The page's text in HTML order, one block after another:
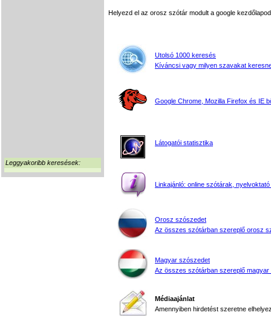
Leggyakoribb keresések:
Helyezd el az orosz szótár modult a google
Utolsó 1000 keresés
Kíváncsi vagy milyen szavakat
Google Chrome, Mozilla Firefox és IE
Látogatói statisztika
Linkajánló: online szótárak, nyelvoktató
Orosz szószedet
Az összes szótárban szereplő orosz
Magyar szószedet
Az összes szótárban szereplő magyar
Médiaajánlat
Amennyiben hirdetést szeretne